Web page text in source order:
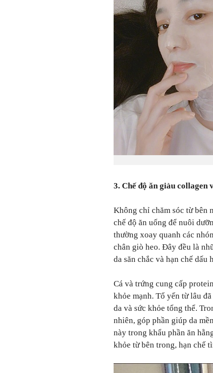
3. Chế độ ăn giàu collagen
Không chỉ chăm sóc từ bên
chế độ ăn uống để nuôi
thường xoay quanh các
chân giò heo. Đây đều là
da săn chắc và hạn chế dấu
Cá và trứng cung cấp
khỏe mạnh. Tổ yến từ lâu
da và sức khỏe tổng thể.
nhiên, góp phần giúp da
này trong khẩu phần ăn
khỏe từ bên trong, hạn chế